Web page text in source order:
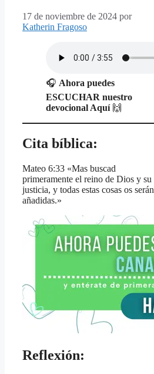
17 de noviembre de 2024 por
Katherin Fragoso
🎧 Ahora puedes
ESCUCHAR nuestro
devocional Aquí 🙌
Cita bíblica:
Mateo 6:33 «Mas buscad
primeramente el reino de Dios y su
justicia, y todas estas cosas os serán
añadidas.»
Reflexión: